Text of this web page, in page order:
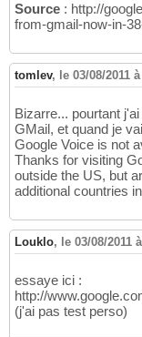
Source : http://
from-gmail-now-in-
tomlev, le 03/08/2011
Bizarre... pourtant
GMail, et quand je
Google Voice is not
Thanks for visiting
outside the US, but
additional countries
Louklo, le 03/08/2011
essaye ici :
http://
(j'ai pas test perso)